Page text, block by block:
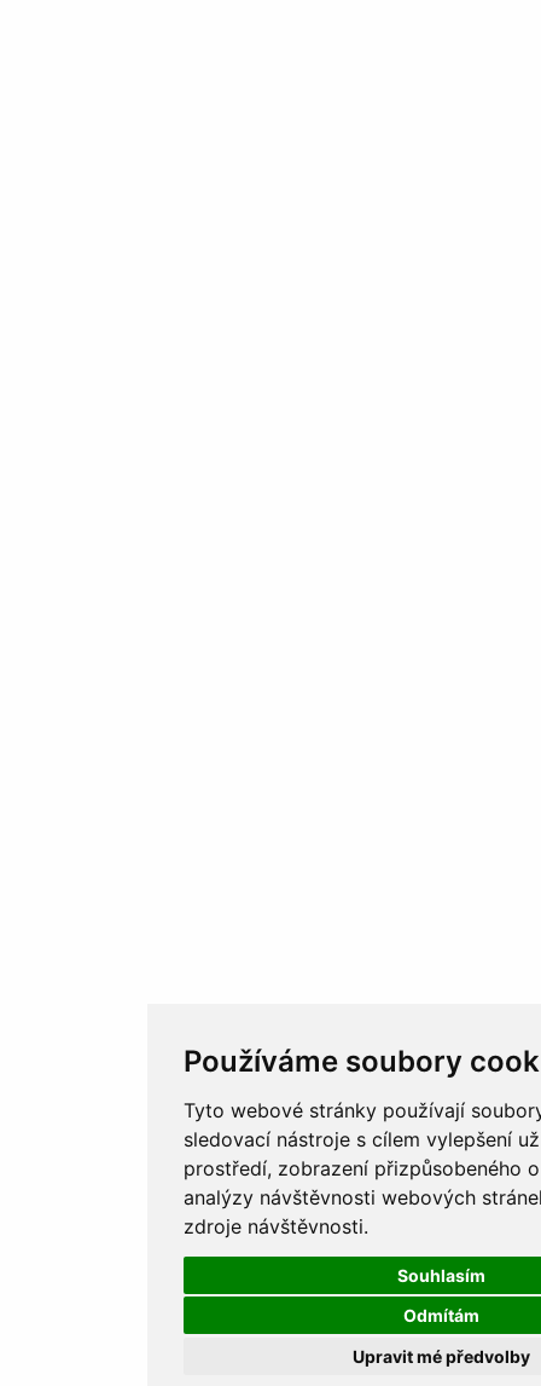
Používáme soubory
Tyto webové stránky používají
sledovací nástroje s cílem vylepšení
prostředí, zobrazení přizpůsobeného
analýzy návštěvnosti webových
zdroje návštěvnosti.
Souhlasím
Odmítám
Upravit mé předvolby